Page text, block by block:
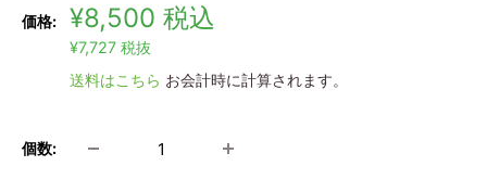
価格:
販
売
価
格
¥8,500 税込
¥7,727 税抜
送料はこちら お会計時に計算されます。
個数: